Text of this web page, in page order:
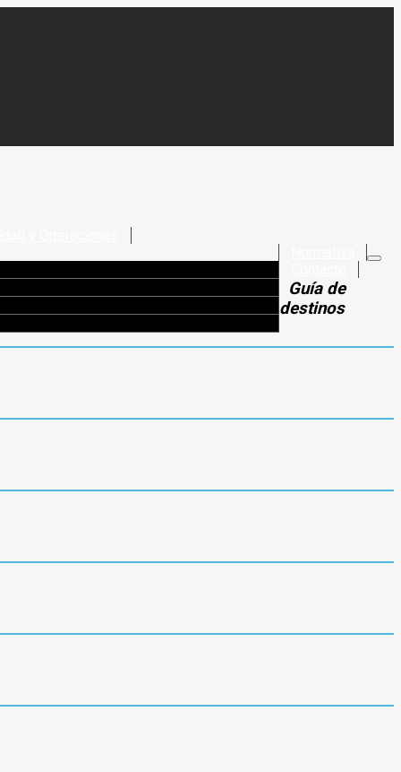
Guía de
destinos